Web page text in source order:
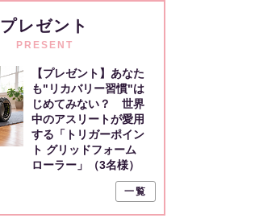
プレゼント
PRESENT
【プレゼント】あなた
も"リカバリー習慣"は
じめてみない？ 世界
中のアスリートが愛用
する「トリガーポイン
ト グリッドフォーム
ローラー」（3名様）
一覧